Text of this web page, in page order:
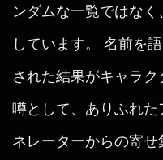
ンダムな一覧ではな
しています。 名前を
された結果がキャラク
噂として、ありふれ
ネレーターからの寄